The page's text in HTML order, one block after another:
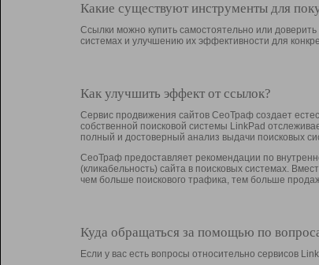
Какие существуют инструменты для
Ссылки можно купить самостоятельно или
системах и улучшению их эффективности для
Как улучшить эффект от ссылок?
Сервис продвижения сайтов СеоТраф создает
собственной поисковой системы LinkPad
полный и достоверный анализ выдачи поисковых
СеоТраф предоставляет рекомендации по
(кликабельность) сайта в поисковых системах.
чем больше поискового трафика, тем больше
Куда обращаться за помощью по
Если у вас есть вопросы относительно сервисов